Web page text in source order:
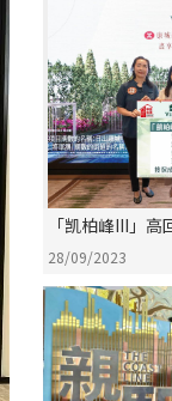
「凯柏峰III」
28/09/2023